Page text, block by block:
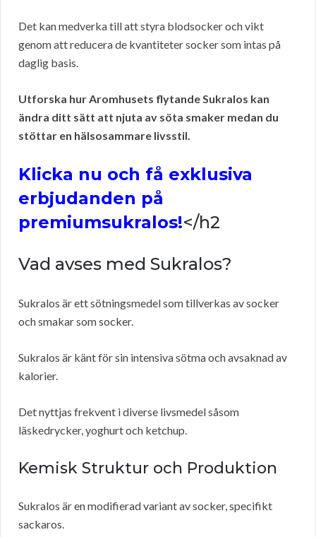
Det kan medverka till att styra blodsocker och vikt
genom att reducera de kvantiteter socker som intas på
daglig basis.
Utforska hur Aromhusets flytande Sukralos kan
ändra ditt sätt att njuta av söta smaker medan du
stöttar en hälsosammare livsstil.
Klicka nu och få exklusiva
erbjudanden på
premiumsukralos!</h2
Vad avses med Sukralos?
Sukralos är ett sötningsmedel som tillverkas av socker
och smakar som socker.
Sukralos är känt för sin intensiva sötma och avsaknad av
kalorier.
Det nyttjas frekvent i diverse livsmedel såsom
läskedrycker, yoghurt och ketchup.
Kemisk Struktur och Produktion
Sukralos är en modifierad variant av socker, specifikt
sackaros.